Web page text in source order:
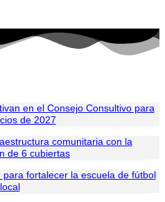
en el Consejo Consultivo para
de 2027
comunitaria con la
de 6 cubiertas
fortalecer la escuela de fútbol
local